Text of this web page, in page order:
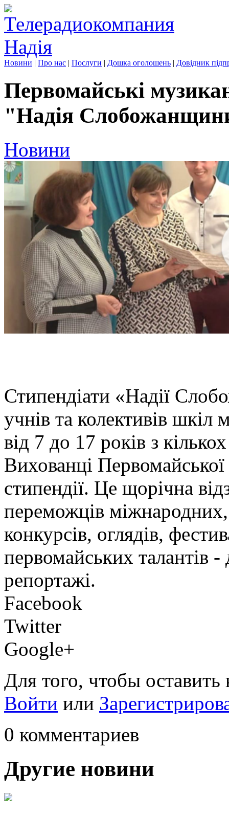
Новини | Про нас | Послуги | Дошка оголошень | Довідник
Первомайські
"Надія
Новини
Стипендіати «Надії
учнів та колективів шкіл
від 7 до 17 років з
Вихованці
стипендії. Це щорічна
переможців
конкурсів, оглядів,
первомайських талантів -
репортажі.
Facebook
Twitter
Google+
Для того, чтобы
Войти или
0 комментариев
Другие новини